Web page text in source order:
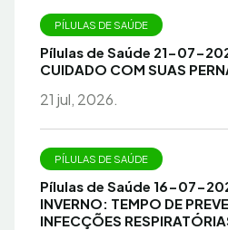
PÍLULAS DE SAÚDE
Pílulas de Saúde 21-07-
CUIDADO COM SUAS
21 jul, 2026.
PÍLULAS DE SAÚDE
Pílulas de Saúde 16-07-
INVERNO: TEMPO DE
INFECÇÕES